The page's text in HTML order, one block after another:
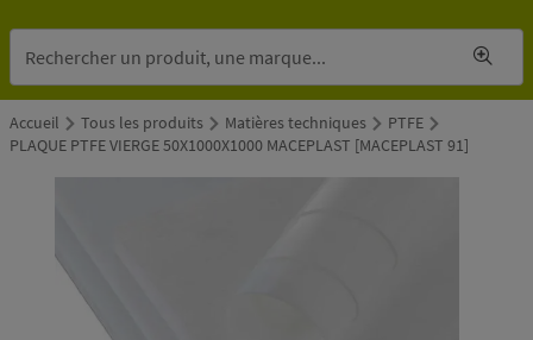
Accueil Tous les produits Matières techniques
PTFE
PLAQUE PTFE VIERGE 50X1000X1000 MACEPLAST [MACEPLAST 91]